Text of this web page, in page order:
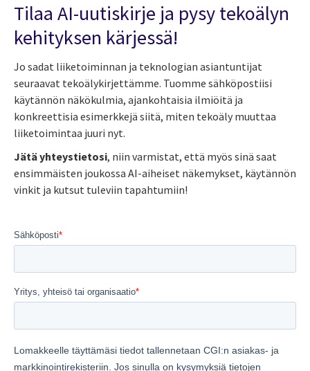
Tilaa AI-uutiskirje ja pysy tekoälyn
kehityksen kärjessä!
Jo sadat liiketoiminnan ja teknologian asiantuntijat
seuraavat tekoälykirjettämme. Tuomme sähköpostiisi
käytännön näkökulmia, ajankohtaisia ilmiöitä ja
konkreettisia esimerkkejä siitä, miten tekoäly muuttaa
liiketoimintaa juuri nyt.
Jätä yhteystietosi, niin varmistat, että myös sinä saat
ensimmäisten joukossa AI-aiheiset näkemykset, käytännön
vinkit ja kutsut tuleviin tapahtumiin!